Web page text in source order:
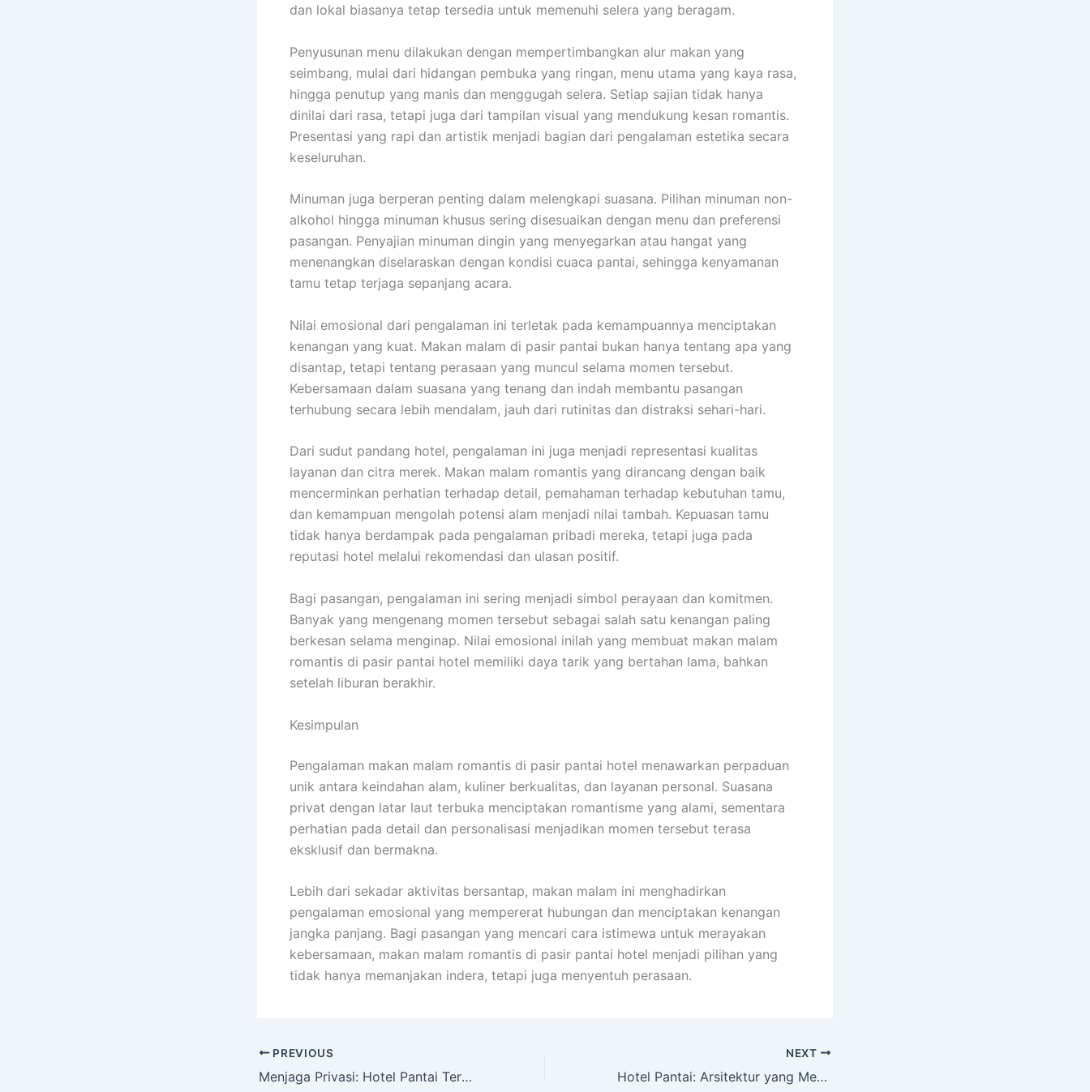
dan lokal biasanya tetap tersedia untuk memenuhi selera yang beragam.
Penyusunan menu dilakukan dengan mempertimbangkan alur makan yang
seimbang, mulai dari hidangan pembuka yang ringan, menu utama yang kaya rasa,
hingga penutup yang manis dan menggugah selera. Setiap sajian tidak hanya
dinilai dari rasa, tetapi juga dari tampilan visual yang mendukung kesan romantis.
Presentasi yang rapi dan artistik menjadi bagian dari pengalaman estetika secara
keseluruhan.
Minuman juga berperan penting dalam melengkapi suasana. Pilihan minuman non-
alkohol hingga minuman khusus sering disesuaikan dengan menu dan preferensi
pasangan. Penyajian minuman dingin yang menyegarkan atau hangat yang
menenangkan diselaraskan dengan kondisi cuaca pantai, sehingga kenyamanan
tamu tetap terjaga sepanjang acara.
Nilai emosional dari pengalaman ini terletak pada kemampuannya menciptakan
kenangan yang kuat. Makan malam di pasir pantai bukan hanya tentang apa yang
disantap, tetapi tentang perasaan yang muncul selama momen tersebut.
Kebersamaan dalam suasana yang tenang dan indah membantu pasangan
terhubung secara lebih mendalam, jauh dari rutinitas dan distraksi sehari-hari.
Dari sudut pandang hotel, pengalaman ini juga menjadi representasi kualitas
layanan dan citra merek. Makan malam romantis yang dirancang dengan baik
mencerminkan perhatian terhadap detail, pemahaman terhadap kebutuhan tamu,
dan kemampuan mengolah potensi alam menjadi nilai tambah. Kepuasan tamu
tidak hanya berdampak pada pengalaman pribadi mereka, tetapi juga pada
reputasi hotel melalui rekomendasi dan ulasan positif.
Bagi pasangan, pengalaman ini sering menjadi simbol perayaan dan komitmen.
Banyak yang mengenang momen tersebut sebagai salah satu kenangan paling
berkesan selama menginap. Nilai emosional inilah yang membuat makan malam
romantis di pasir pantai hotel memiliki daya tarik yang bertahan lama, bahkan
setelah liburan berakhir.
Kesimpulan
Pengalaman makan malam romantis di pasir pantai hotel menawarkan perpaduan
unik antara keindahan alam, kuliner berkualitas, dan layanan personal. Suasana
privat dengan latar laut terbuka menciptakan romantisme yang alami, sementara
perhatian pada detail dan personalisasi menjadikan momen tersebut terasa
eksklusif dan bermakna.
Lebih dari sekadar aktivitas bersantap, makan malam ini menghadirkan
pengalaman emosional yang mempererat hubungan dan menciptakan kenangan
jangka panjang. Bagi pasangan yang mencari cara istimewa untuk merayakan
kebersamaan, makan malam romantis di pasir pantai hotel menjadi pilihan yang
tidak hanya memanjakan indera, tetapi juga menyentuh perasaan.
PREVIOUS
Menjaga Privasi: Hotel Pantai Tersembunyi untuk Liburan Tenang
NEXT
Hotel Pantai: Arsitektur yang Menyatu dengan Alam Laut